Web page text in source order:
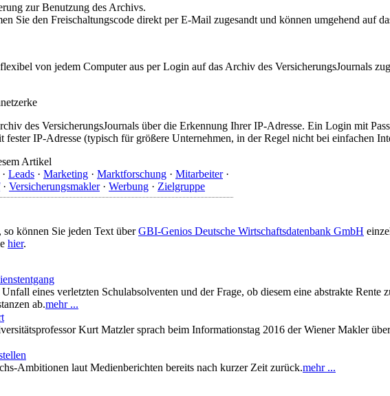
zur Benutzung des Archivs.
Sie den Freischaltungscode direkt per E-Mail zugesandt und können umgehend auf
von jedem Computer aus per Login auf das Archiv des VersicherungsJournals
des VersicherungsJournals über die Erkennung Ihrer IP-Adresse. Ein Login mit
IP-Adresse (typisch für größere Unternehmen, in der Regel nicht bei einfachen
Artikel
· Leads · Marketing · Marktforschung · Mitarbeiter·
· Versicherungsmakler· Werbung · Zielgruppe
können Sie jeden Text überGBI-Genios Deutsche Wirtschaftsdatenbank GmbH
hier.
eines verletzten Schulabsolventen und der Frage, ob diesem eine abstrakte
ab.mehr ...
Kurt Matzler sprach beim Informationstag 2016 der Wiener Makler
Ambitionen laut Medienberichten bereits nach kurzer Zeit zurück.mehr ...